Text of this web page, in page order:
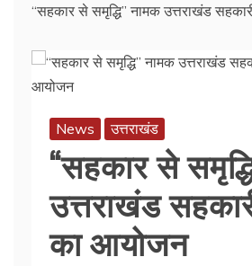
“सहकार से समृद्धि” नामक उत्तराखंड
News उत्तराखंड
“सहकार से
उत्तराखंड
का आयोजन